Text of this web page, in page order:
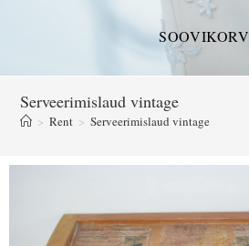
SOOVIKORV
Serveerimislaud vintage
> Rent > Serveerimislaud vintage